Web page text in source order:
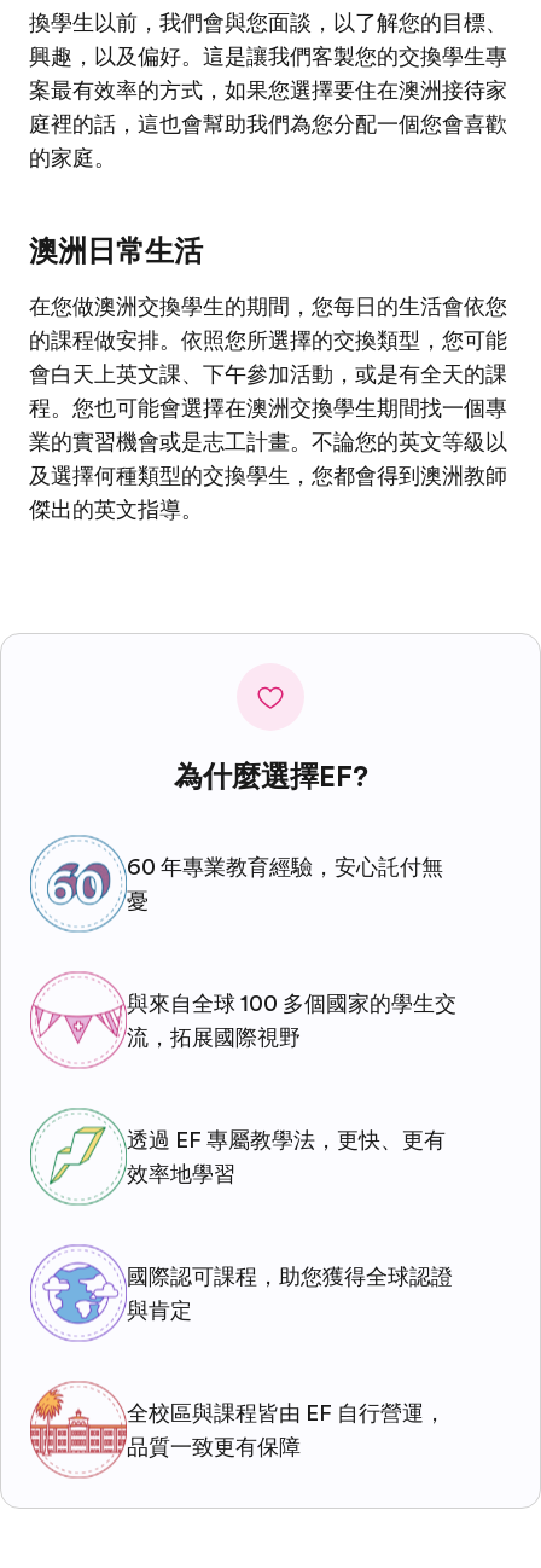
換學生以前，我們會與您面談，以了解您的目標、
興趣，以及偏好。這是讓我們客製您的交換學生專
案最有效率的方式，如果您選擇要住在澳洲接待家
庭裡的話，這也會幫助我們為您分配一個您會喜歡
的家庭。
澳洲日常生活
在您做澳洲交換學生的期間，您每日的生活會依您
的課程做安排。依照您所選擇的交換類型，您可能
會白天上英文課、下午參加活動，或是有全天的課
程。您也可能會選擇在澳洲交換學生期間找一個專
業的實習機會或是志工計畫。不論您的英文等級以
及選擇何種類型的交換學生，您都會得到澳洲教師
傑出的英文指導。
為什麼選擇EF?
60 年專業教育經驗，安心託付無
憂
與來自全球 100 多個國家的學生交
流，拓展國際視野
透過 EF 專屬教學法，更快、更有
效率地學習
國際認可課程，助您獲得全球認證
與肯定
全校區與課程皆由 EF 自行營運，
品質一致更有保障